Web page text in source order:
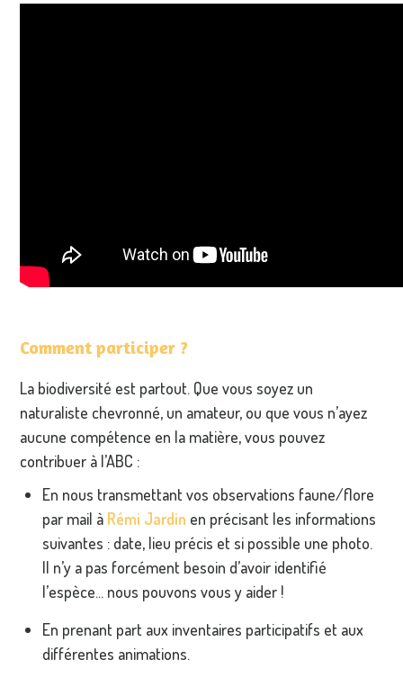
Comment participer ?
La biodiversité est partout. Que vous soyez un
naturaliste chevronné, un amateur, ou que vous n’ayez
aucune compétence en la matière, vous pouvez
contribuer à l’ABC :
En nous transmettant vos observations faune/flore
par mail à Rémi Jardin en précisant les informations
suivantes : date, lieu précis et si possible une photo.
Il n’y a pas forcément besoin d’avoir identifié
l’espèce... nous pouvons vous y aider !
En prenant part aux inventaires participatifs et aux
différentes animations.